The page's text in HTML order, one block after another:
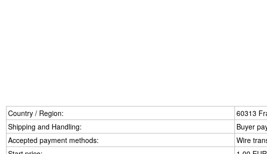
Country / Region:
60313
Shipping and Handling:
Buyer
Accepted payment methods:
Wire